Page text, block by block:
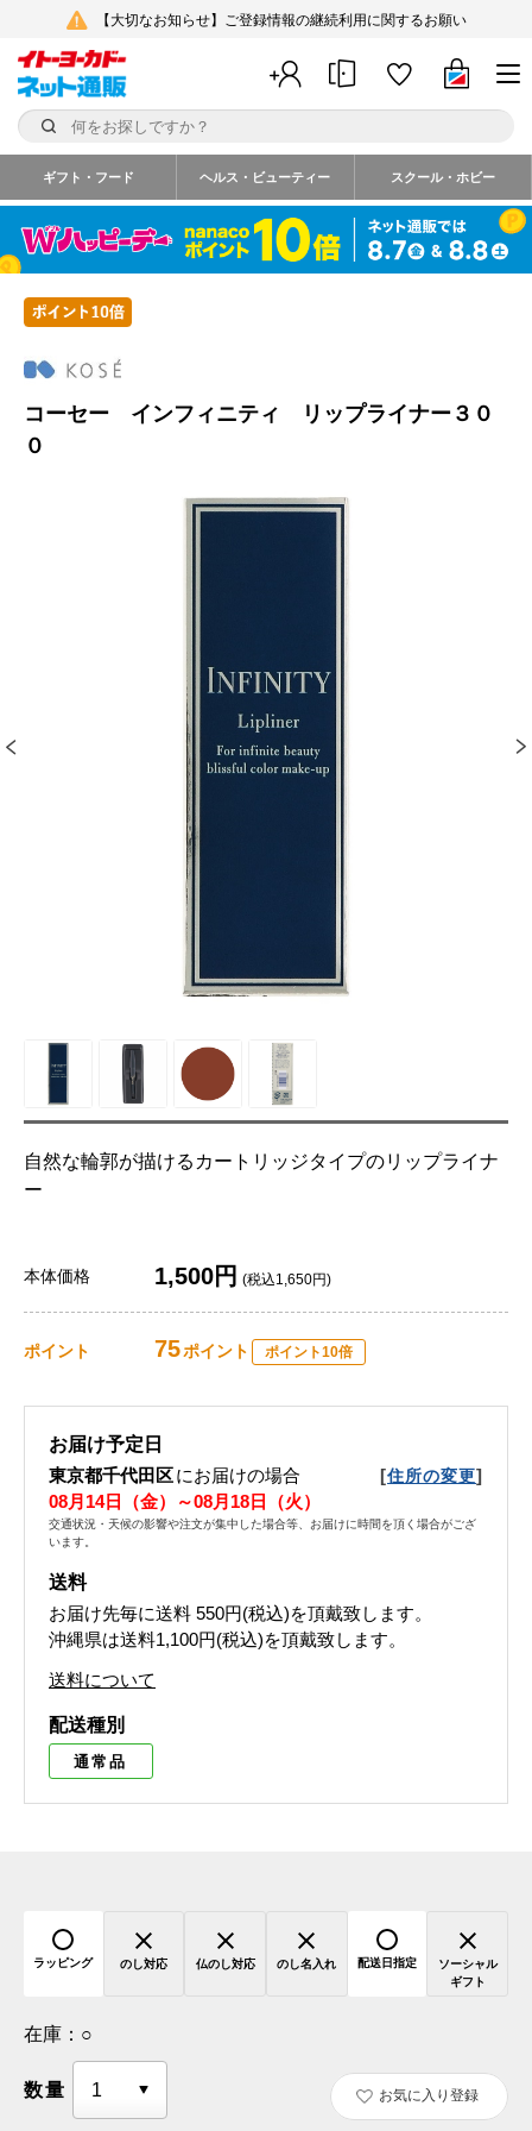
【大切なお知らせ】ご登録情報の継続利用に関するお願い
ギフト・フード ヘルス・ビューティー スクール・ホビー
コーセー インフィニティ リップライナー３０
０
自然な輪郭が描けるカートリッジタイプのリップライナ
ー
本体価格 1,500円 (税込1,650円)
ポイント 75ポイント ポイント10倍
お届け予定日
東京都千代田区にお届けの場合 [住所の変更]
08月14日（金）～08月18日（火）
交通状況・天候の影響や注文が集中した場合等、お届けに時間を頂く場合がござ
います。
送料
お届け先毎に送料 550円(税込)を頂戴致します。
沖縄県は送料1,100円(税込)を頂戴致します。
送料について
配送種別
通常品
ラッピング のし対応 仏のし対応 のし名入れ 配送日指定
ソーシャル
ギフト
在庫： ○
数量 お気に入り登録